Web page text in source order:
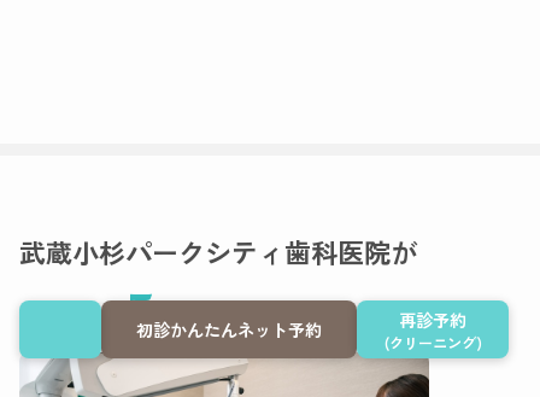
武蔵小杉パークシティ歯科医院が
選ばれる 5 つの理由
初診かんたんネット予約 再診予約
(クリーニング)